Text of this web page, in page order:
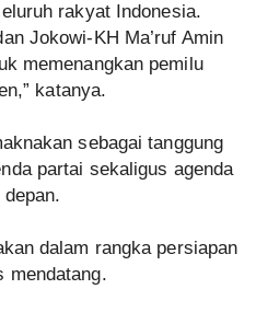
rakyat Indonesia.
Jokowi-KH Ma’ruf Amin
memenangkan pemilu
katanya.
sebagai tanggung
partai sekaligus agenda
dalam rangka persiapan
mendatang.